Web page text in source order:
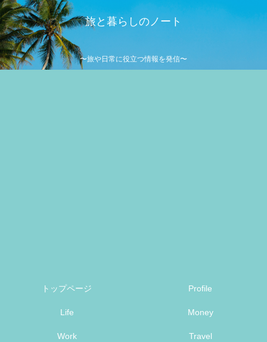
旅と暮らしのノート
〜旅や日常に役立つ情報を発信〜
トップページ Profile
Life Money
Work Travel